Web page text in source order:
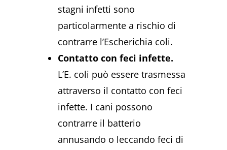
stagni infetti sono
particolarmente a rischio di
contrarre l’Escherichia coli.
Contatto con feci infette.
L’E. coli può essere trasmessa
attraverso il contatto con feci
infette. I cani possono
contrarre il batterio
annusando o leccando feci di